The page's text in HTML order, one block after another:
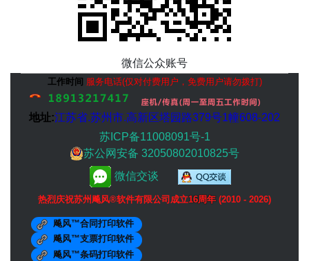
微信公众账号
工作时间 服务电话(仅对付费用户，免费用户请勿拨打)
地址:江苏省.苏州市.高新区塔园路379号1幢608-202
苏ICP备11008091号-1
苏公网安备 32050802010825号
微信交谈
热烈庆祝苏州飚风®软件有限公司成立16周年 (2010 - 2026)
飚风™合同打印软件
飚风™支票打印软件
飚风™条码打印软件